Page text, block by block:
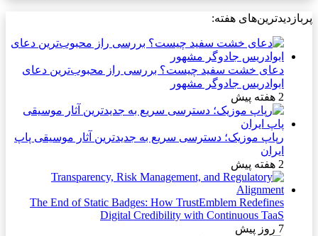
پربازدیدترین‌های هفته:
دعای خشت سفید چیست؟ بررسی راز محبوب‌ترین دعای
ابوادریس جادوگر مشهور
2 هفته پیش
رپاپ موزیک؛ دسترسی سریع به جدیدترین آثار موسیقی پاپ
ایران
2 هفته پیش
The End of Static Badges: How TrustEmblem Redefines
Digital Credibility with Continuous TaaS
7 روز پیش